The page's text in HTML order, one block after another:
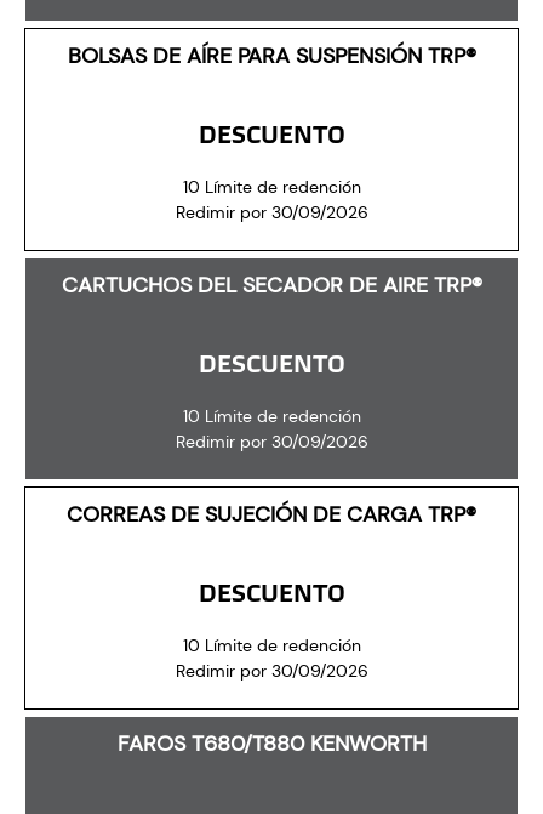
BOLSAS DE AÍRE PARA SUSPENSIÓN TRP®
10 Límite de redención
Redimir por 30/09/2026
DESCUENTO
CARTUCHOS DEL SECADOR DE AIRE TRP®
10 Límite de redención
Redimir por 30/09/2026
DESCUENTO
CORREAS DE SUJECIÓN DE CARGA TRP®
10 Límite de redención
Redimir por 30/09/2026
DESCUENTO
FAROS T680/T880 KENWORTH